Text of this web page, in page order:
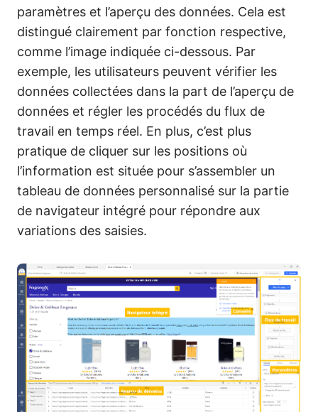
paramètres et l’aperçu des données. Cela est
distingué clairement par fonction respective,
comme l’image indiquée ci-dessous. Par
exemple, les utilisateurs peuvent vérifier les
données collectées dans la part de l’aperçu de
données et régler les procédés du flux de
travail en temps réel. En plus, c’est plus
pratique de cliquer sur les positions où
l’information est située pour s’assembler un
tableau de données personnalisé sur la partie
de navigateur intégré pour répondre aux
variations des saisies.